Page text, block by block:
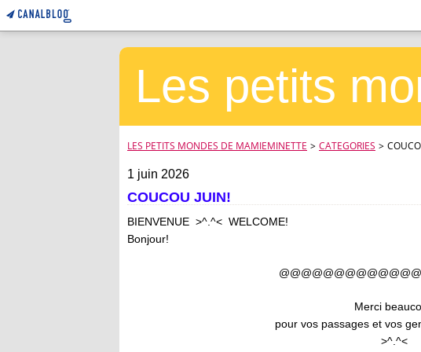
Les petits
LES PETITS MONDES DE MAMIEMINETTE > CATEGORIES >
1 juin 2026
COUCOU JUIN!
BIENVENUE >^.^< WELCOME!
Bonjour!
Merci
pour vos passages et vos
>^.^<